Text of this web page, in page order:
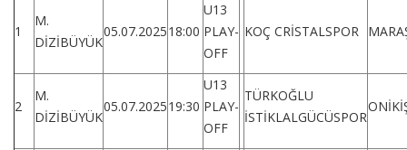
1
M.
DİZİBÜYÜK
05.07.202518:00
U13
PLAY-
OFF
KOÇ CRİSTALSPOR
2
M.
DİZİBÜYÜK
05.07.202519:30
U13
PLAY-
OFF
TÜRKOĞLU
İSTİKLALGÜCÜSPOR